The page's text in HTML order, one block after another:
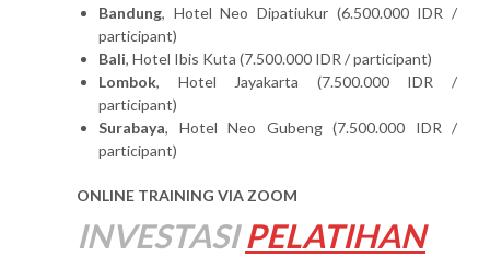
Bandung, Hotel Neo Dipatiukur (6.500.000 IDR /
participant)
Bali, Hotel Ibis Kuta (7.500.000 IDR / participant)
Lombok, Hotel Jayakarta (7.500.000 IDR /
participant)
Surabaya, Hotel Neo Gubeng (7.500.000 IDR /
participant)
ONLINE TRAINING VIA ZOOM
INVESTASI PELATIHAN